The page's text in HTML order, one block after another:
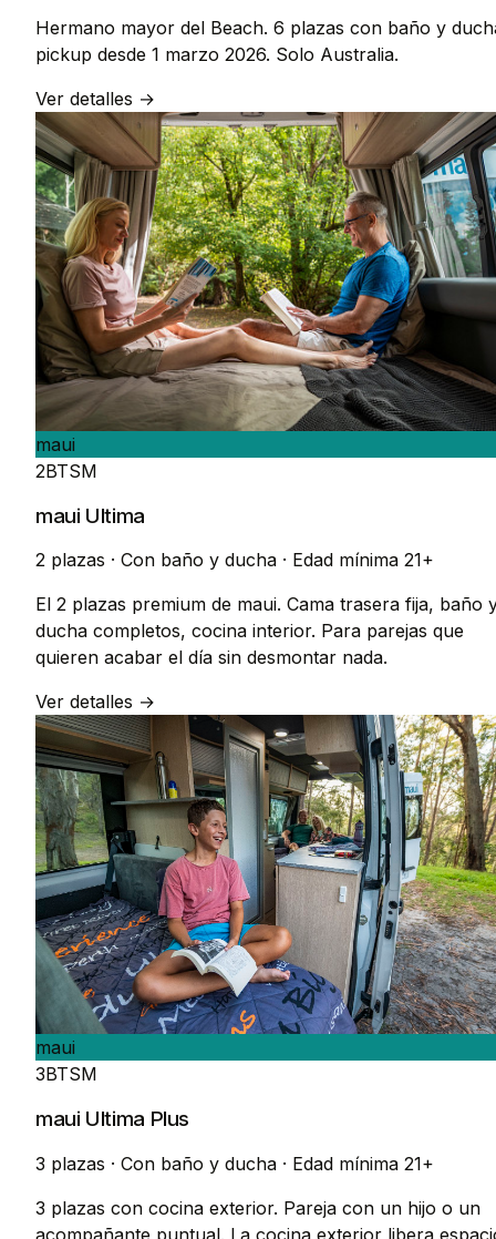
Hermano mayor del Beach. 6 plazas con baño y
pickup desde 1 marzo 2026. Solo Australia.
Ver detalles →
maui
2BTSM
maui Ultima
2 plazas · Con baño y ducha · Edad mínima 21+
El 2 plazas premium de maui. Cama trasera fija, baño
ducha completos, cocina interior. Para parejas que
quieren acabar el día sin desmontar nada.
Ver detalles →
maui
3BTSM
maui Ultima Plus
3 plazas · Con baño y ducha · Edad mínima 21+
3 plazas con cocina exterior. Pareja con un hijo o un
acompañante puntual. La cocina exterior libera